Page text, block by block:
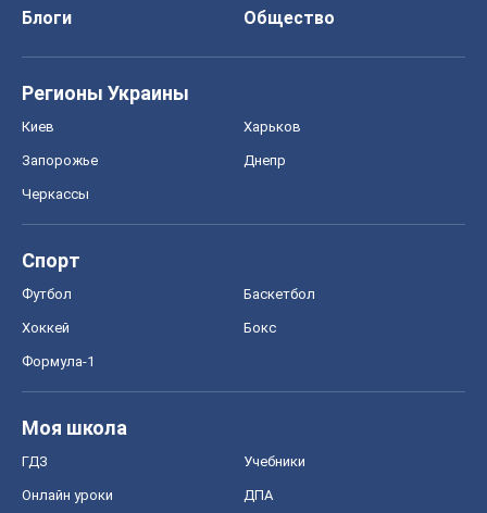
Блоги
Общество
Регионы Украины
Киев Харьков
Запорожье Днепр
Черкассы
Спорт
Футбол Баскетбол
Хоккей Бокс
Формула-1
Моя школа
ГДЗ Учебники
Онлайн уроки ДПА